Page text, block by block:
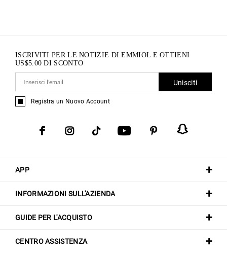
APP
INFORMAZIONI SULL'AZIENDA
GUIDE PER L'ACQUISTO
CENTRO ASSISTENZA
ISCRIVITI PER LE NOTIZIE DI EMMIOL E OTTIENI
US$5.00 DI SCONTO
Unisciti
Registra un Nuovo Account